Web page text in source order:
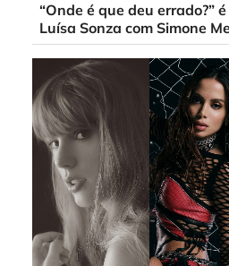
“Onde é que deu errado?”
Luísa Sonza com Simone